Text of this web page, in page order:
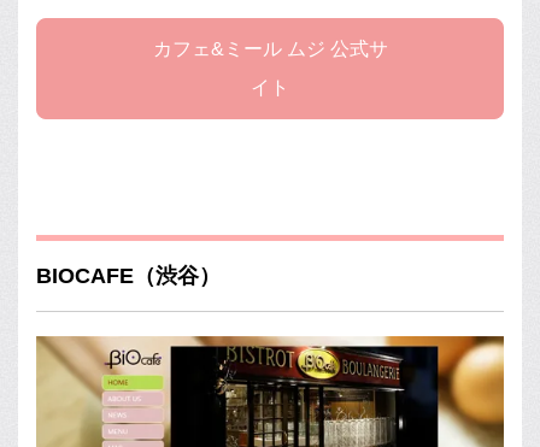
カフェ&ミール ムジ 公式サ
イト
BIOCAFE（渋谷）